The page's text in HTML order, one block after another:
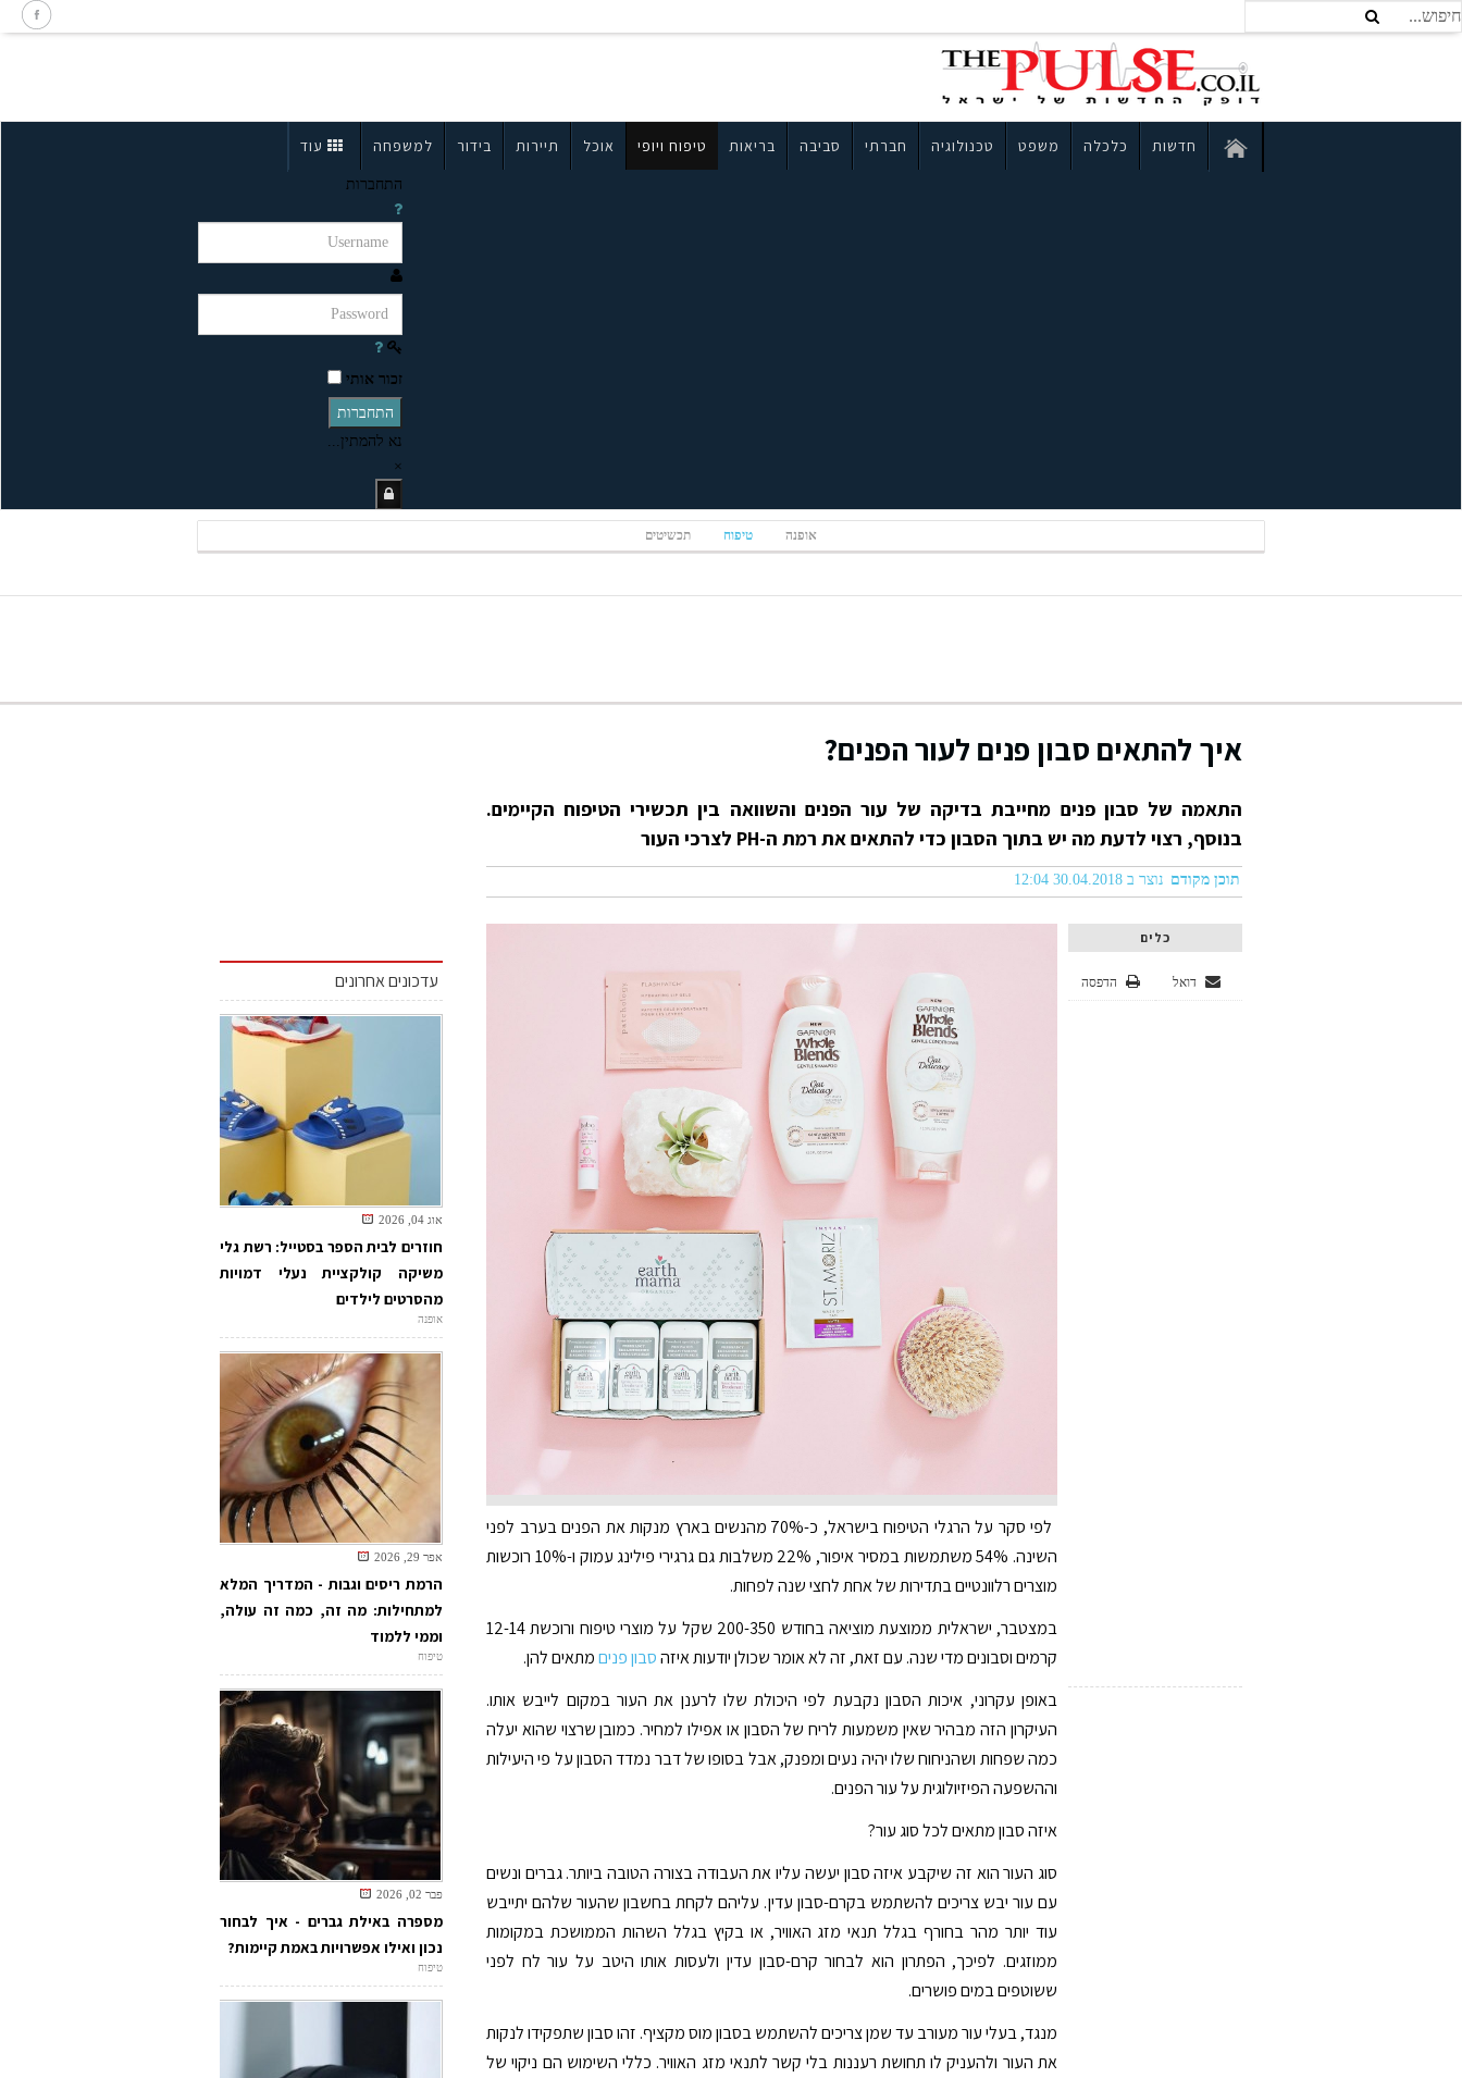
חדשות כלכלה משפט טכנולוגיה חברתי סביבה בריאות טיפוח ויופי אוכל תיירות בידור למשפחה עוד
התחברות
זכור אותי
התחברות
נא להמתין...
×
אופנה טיפוח תכשיטים
איך להתאים סבון פנים לעור הפנים?
התאמה של סבון פנים מחייבת בדיקה של עור הפנים והשוואה בין תכשירי הטיפוח הקיימים.
בנוסף, רצוי לדעת מה יש בתוך הסבון כדי להתאים את רמת ה-PH לצרכי העור
תוכן מקודם נוצר ב 30.04.2018 12:04
כלים
הדפסה דואל
לפי סקר על הרגלי הטיפוח בישראל, כ-70% מהנשים בארץ מנקות את הפנים בערב לפני
השינה. 54% משתמשות במסיר איפור, 22% משלבות גם גרגירי פילינג עמוק ו-10% רוכשות
מוצרים רלוונטיים בתדירות של אחת לחצי שנה לפחות.
במצטבר, ישראלית ממוצעת מוציאה בחודש 200-350 שקל על מוצרי טיפוח ורוכשת 12-14
קרמים וסבונים מדי שנה. עם זאת, זה לא אומר שכולן יודעות איזהסבון פניםמתאים להן.
באופן עקרוני, איכות הסבון נקבעת לפי היכולת שלו לרענן את העור במקום לייבש אותו.
העיקרון הזה מבהיר שאין משמעות לריח של הסבון או אפילו למחיר. כמובן שרצוי שהוא יעלה
כמה שפחות ושהניחוח שלו יהיה נעים ומפנק, אבל בסופו של דבר נמדד הסבון על פי היעילות
וההשפעה הפיזיולוגית על עור הפנים.
איזה סבון מתאים לכל סוג עור?
סוג העור הוא זה שיקבע איזה סבון יעשה עליו את העבודה בצורה הטובה ביותר. גברים ונשים
עם עור יבש צריכים להשתמש בקרם-סבון עדין. עליהם לקחת בחשבון שהעור שלהם יתייבש
עוד יותר מהר בחורף בגלל תנאי מזג האוויר, או בקיץ בגלל השהות הממושכת במקומות
ממוזגים. לפיכך, הפתרון הוא לבחור קרם-סבון עדין ולעסות אותו היטב על עור לח לפני
ששוטפים במים פושרים.
מנגד, בעלי עור מעורב עד שמן צריכים להשתמש בסבון מוס מקציף. זהו סבון שתפקידו לנקות
את העור ולהעניק לו תחושת רעננות בלי קשר לתנאי מזג האוויר. כללי השימוש הם ניקוי של
עדכונים אחרונים
אוג 04, 2026
חוזרים לבית הספר בסטייל: רשת גלי
משיקה קולקציית נעלי דמויות
מהסרטים לילדים
אופנה
אפר 29, 2026
הרמת ריסים וגבות - המדריך המלא
למתחילות: מה זה, כמה זה עולה,
וממי ללמוד
טיפוח
פבר 02, 2026
מספרה באילת גברים - איך לבחור
נכון ואילו אפשרויות באמת קיימות?
טיפוח